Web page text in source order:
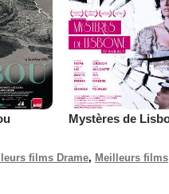
films Drame, Meilleurs films